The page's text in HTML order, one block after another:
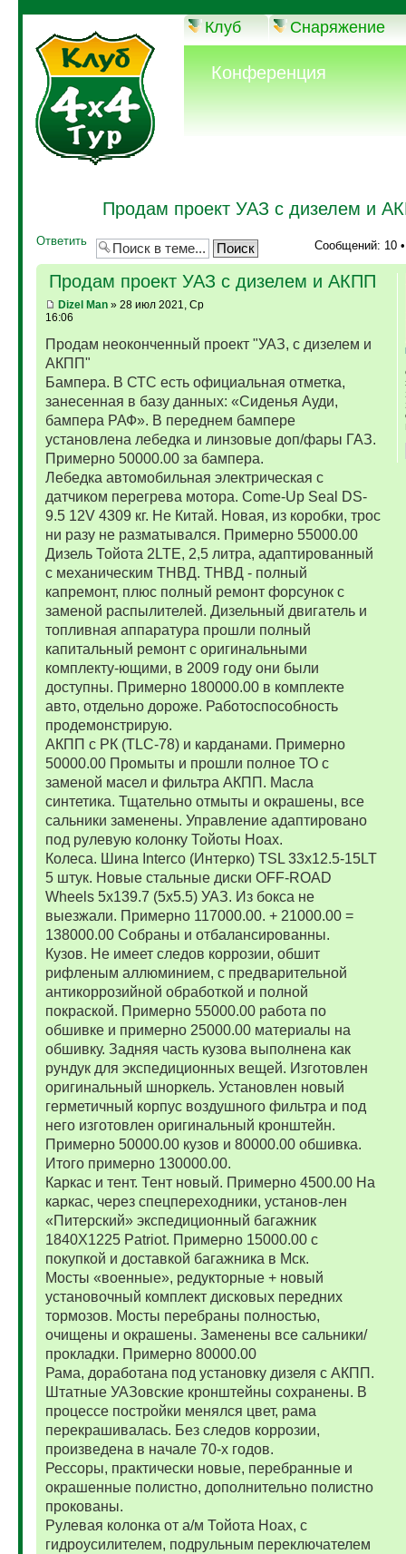
Клуб Снаряжение
Конференция
Продам проект УАЗ с дизелем и
Ответить Сообщений: 10
Продам проект УАЗ с дизелем и АКПП
Dizel Man» 28 июл 2021, Ср
16:06
Продам неоконченный проект "УАЗ, с дизелем и
АКПП"
Бампера. В СТС есть официальная отметка,
занесенная в базу данных: «Сиденья Ауди,
бампера РАФ». В переднем бампере
установлена лебедка и линзовые доп/фары ГАЗ.
Примерно 50000.00 за бампера.
Лебедка автомобильная электрическая с
датчиком перегрева мотора. Come-Up Seal DS-
9.5 12V 4309 кг. Не Китай. Новая, из коробки, трос
ни разу не разматывался. Примерно 55000.00
Дизель Тойота 2LTE, 2,5 литра, адаптированный
с механическим ТНВД. ТНВД - полный
капремонт, плюс полный ремонт форсунок с
заменой распылителей. Дизельный двигатель и
топливная аппаратура прошли полный
капитальный ремонт с оригинальными
комплекту-ющими, в 2009 году они были
доступны. Примерно 180000.00 в комплекте
авто, отдельно дороже. Работоспособность
продемонстрирую.
АКПП с РК (TLC-78) и карданами. Примерно
50000.00 Промыты и прошли полное ТО с
заменой масел и фильтра АКПП. Масла
синтетика. Тщательно отмыты и окрашены, все
сальники заменены. Управление адаптировано
под рулевую колонку Тойоты Ноах.
Колеса. Шина Interco (Интерко) TSL 33x12.5-15LT
5 штук. Новые стальные диски OFF-ROAD
Wheels 5x139.7 (5x5.5) УАЗ. Из бокса не
выезжали. Примерно 117000.00. + 21000.00 =
138000.00 Собраны и отбалансированны.
Кузов. Не имеет следов коррозии, обшит
рифленым аллюминием, с предварительной
антикоррозийной обработкой и полной
покраской. Примерно 55000.00 работа по
обшивке и примерно 25000.00 материалы на
обшивку. Задняя часть кузова выполнена как
рундук для экспедиционных вещей. Изготовлен
оригинальный шноркель. Установлен новый
герметичный корпус воздушного фильтра и под
него изготовлен оригинальный кронштейн.
Примерно 50000.00 кузов и 80000.00 обшивка.
Итого примерно 130000.00.
Каркас и тент. Тент новый. Примерно 4500.00 На
каркас, через спецпереходники, установ-лен
«Питерский» экспедиционный багажник
1840Х1225 Patriot. Примерно 15000.00 с
покупкой и доставкой багажника в Мск.
Мосты «военные», редукторные + новый
установочный комплект дисковых передних
тормозов. Мосты перебраны полностью,
очищены и окрашены. Заменены все сальники/
прокладки. Примерно 80000.00
Рама, доработана под установку дизеля с АКПП.
Штатные УАЗовские кронштейны сохранены. В
процессе постройки менялся цвет, рама
перекрашивалась. Без следов коррозии,
произведена в начале 70-х годов.
Рессоры, практически новые, перебранные и
окрашенные полистно, дополнительно полистно
прокованы.
Рулевая колонка от а/м Тойота Ноах, с
гидроусилителем, подрульным переключателем